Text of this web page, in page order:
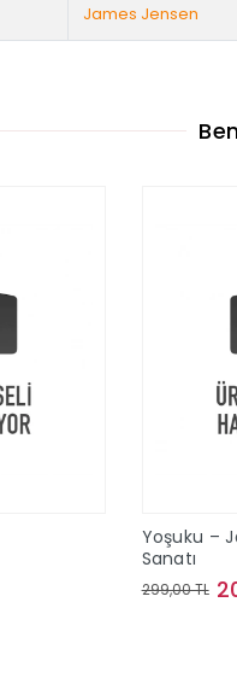
James Jensen
Yoşuku –
Sanatı
299,00 TL